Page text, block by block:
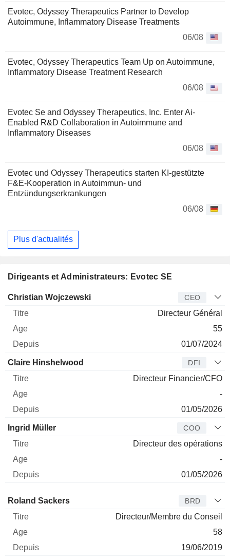
Evotec, Odyssey Therapeutics Partner to Develop
Autoimmune, Inflammatory Disease Treatments
06/08
Evotec, Odyssey Therapeutics Team Up on Autoimmune,
Inflammatory Disease Treatment Research
06/08
Evotec Se and Odyssey Therapeutics, Inc. Enter Ai-
Enabled R&D Collaboration in Autoimmune and
Inflammatory Diseases
06/08
Evotec und Odyssey Therapeutics starten KI-gestützte
F&E-Kooperation in Autoimmun- und
Entzündungserkrankungen
06/08
Plus d'actualités
Dirigeants et Administrateurs: Evotec SE
Dirigeant Titre Age Depuis
Christian Wojczewski CEO
Directeur Général
55
01/07/2024
Claire Hinshelwood DFI
Directeur Financier/CFO
-
01/05/2026
Ingrid Müller COO
Directeur des opérations
-
01/05/2026
Administrateur Titre
Roland Sackers BRD
Directeur/Membre du Conseil
58
19/06/2019